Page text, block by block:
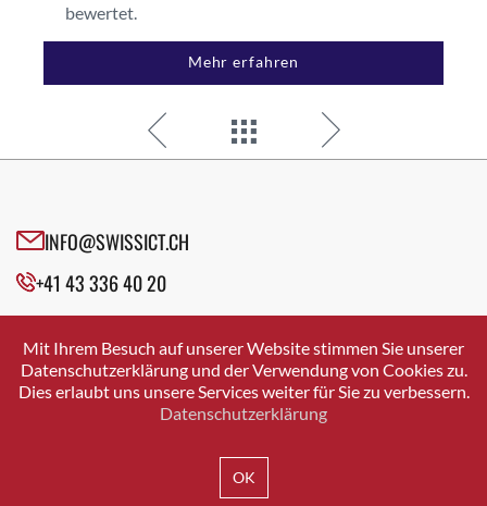
bewertet.
Mehr erfahren
INFO@SWISSICT.CH
+41 43 336 40 20
SWISSICT
VULKANSTRASSE 120
8048 ZURICH
Mit Ihrem Besuch auf unserer Website stimmen Sie unserer
Datenschutzerklärung und der Verwendung von Cookies zu.
Dies erlaubt uns unsere Services weiter für Sie zu verbessern.
Datenschutzerklärung
OK